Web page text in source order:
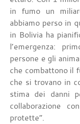
in fumo un
abbiamo perso in
in Bolivia ha
l’emergenza:
persone e gli
che combattono il
che si trovano in
stima dei danni
collaborazione
protette”.